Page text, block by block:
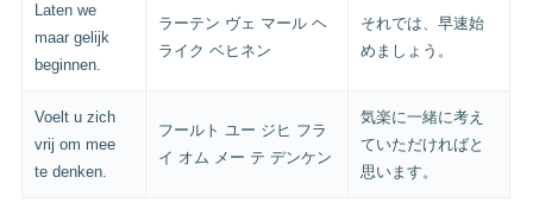
Laten we
maar gelijk
beginnen.
ラーテン ヴェ マール ヘ
ライク ベヒネン
それでは、早速始
めましょう。
Voelt u zich
vrij om mee
te denken.
フールト ユー ジヒ フラ
イ オム メー テ デンケン
気楽に一緒に考え
ていただければと
思います。